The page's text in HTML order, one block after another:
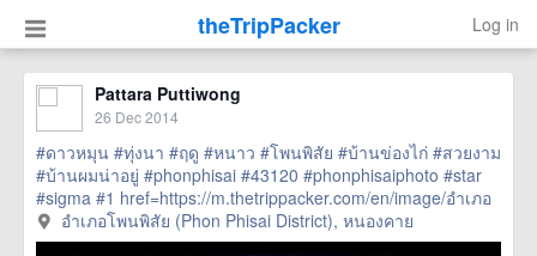
theTripPacker Log in
Pattara Puttiwong
26 Dec 2014
#ดาวหมุน #ทุ่งนา #ฤดู #หนาว #โพนพิสัย #บ้านข่องไก่ #สวยงาม
#บ้านผมน่าอยู่ #phonphisai #43120 #phonphisaiphoto #star
#sigma #1 href=https://m.thetrippacker.com/en/image/อำเภอ
โพนพิสัยPhonPhisaiDistrict/138259> more
อำเภอโพนพิสัย (Phon Phisai District), หนองคาย